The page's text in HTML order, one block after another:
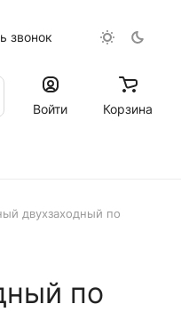
звонок
Войти
Корзина
двухзаходный по
по